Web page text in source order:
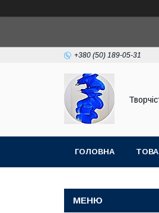
+380 (50) 189-05-31
ГОЛОВНА